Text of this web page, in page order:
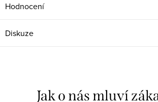
Hodnocení
Diskuze